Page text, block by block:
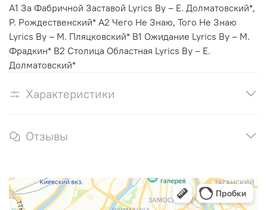
A1 За Фабричной Заставой Lyrics By – Е. Долматовский*,
Р. Рождественский* A2 Чего Не Знаю, Того Не Знаю
Lyrics By – М. Пляцковский* B1 Ожидание Lyrics By – М.
Фрадкин* B2 Столица Областная Lyrics By – Е.
Долматовский*
Характеристики
Отзывы